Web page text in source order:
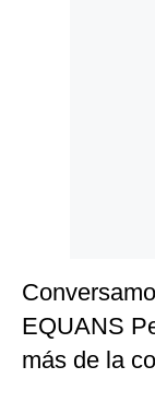
EQUANS
más de la